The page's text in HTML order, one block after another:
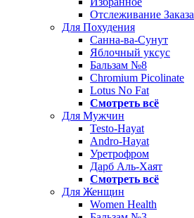
Отслеживание Заказа
Для Похудения
Санна-ва-Сунут
Яблочный уксус
Бальзам №8
Chromium Picolinate
Lotus No Fat
Смотреть всё
Для Мужчин
Testo-Hayat
Andro-Hayat
Уретрофром
Дарб Аль-Хаят
Смотреть всё
Для Женщин
Women Health